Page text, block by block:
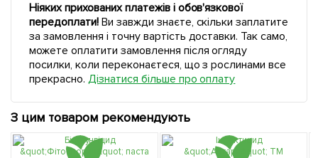
Ніяких прихованих платежів і обов'язкової
передоплати!Ви завжди знаєте, скільки заплатите
за замовлення і точну вартість доставки. Так само,
можете оплатити замовлення після огляду
посилки, коли переконаєтеся, що з рослинами все
прекрасно. Дізнатися більше про оплату
З цим товаром рекомендують